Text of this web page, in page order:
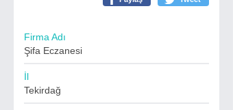
Firma Adı
Şifa Eczanesi
İl
Tekirdağ